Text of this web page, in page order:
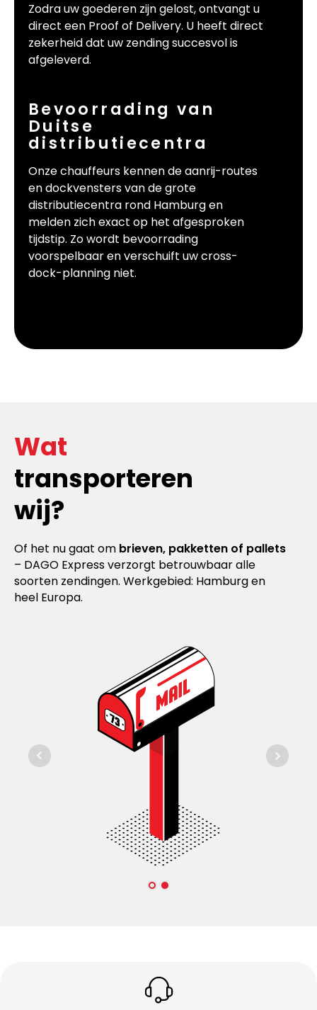
Zodra uw goederen zijn gelost, ontvangt u
direct een Proof of Delivery. U heeft direct
zekerheid dat uw zending succesvol is
afgeleverd.
Bevoorrading van
Duitse
distributiecentra
Onze chauffeurs kennen de aanrij-routes
en dockvensters van de grote
distributiecentra rond Hamburg en
melden zich exact op het afgesproken
tijdstip. Zo wordt bevoorrading
voorspelbaar en verschuift uw cross-
dock-planning niet.
Wat
transporteren
wij?
Of het nu gaat om brieven, pakketten of pallets
– DAGO Express verzorgt betrouwbaar alle
soorten zendingen. Werkgebied: Hamburg en
heel Europa.